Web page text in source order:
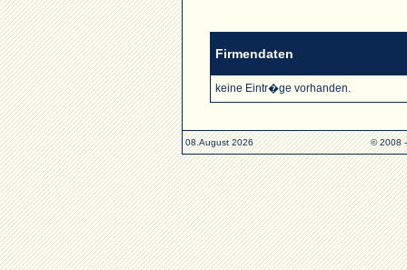
Firmendaten
keine Eintr�ge vorhanden.
08.August 2026 © 2008